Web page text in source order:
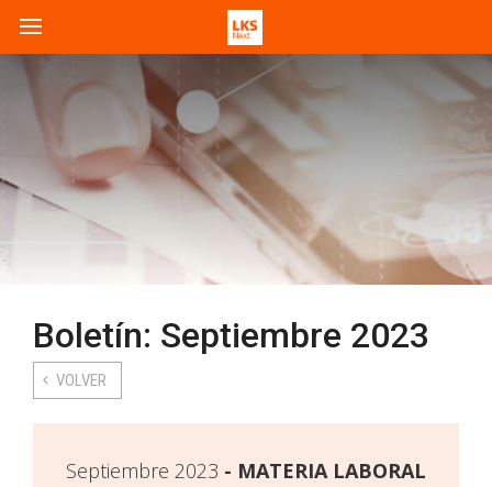
Boletín: Septiembre 2023
VOLVER
Septiembre 2023 MATERIA LABORAL